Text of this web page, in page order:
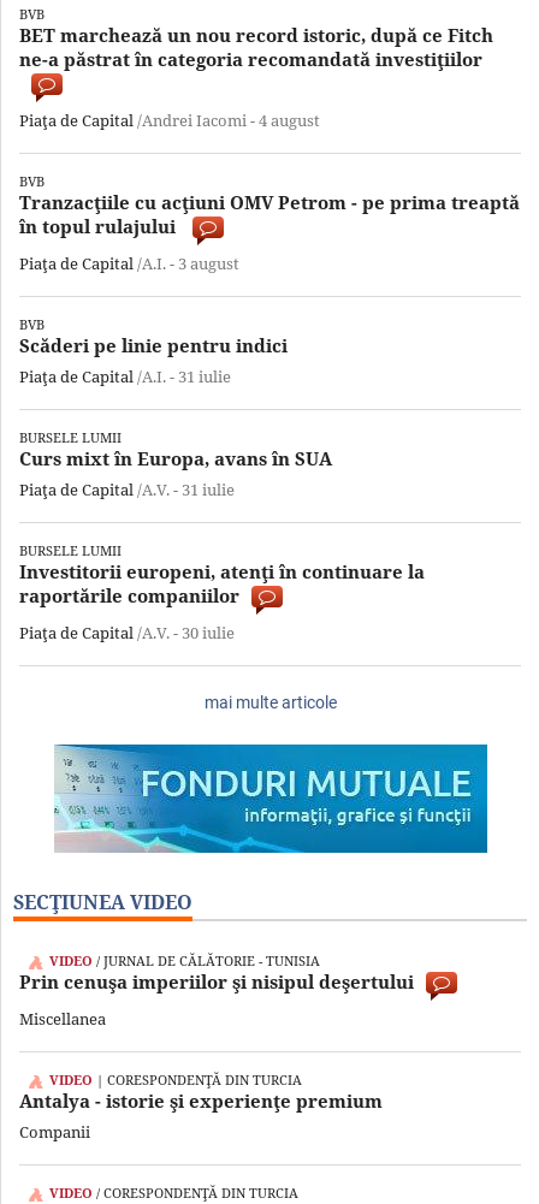
BVB
BET marchează un nou record istoric, după ce Fitch
ne-a păstrat în categoria recomandată investiţiilor
Piaţa de Capital/Andrei Iacomi -4 august
BVB
Tranzacţiile cu acţiuni OMV Petrom - pe prima treaptă
în topul rulajului
Piaţa de Capital/A.I. - 3 august
BVB
Scăderi pe linie pentru indici
Piaţa de Capital/A.I. - 31 iulie
BURSELE LUMII
Curs mixt în Europa, avans în SUA
Piaţa de Capital/A.V. - 31 iulie
BURSELE LUMII
Investitorii europeni, atenţi în continuare la
raportările companiilor
Piaţa de Capital/A.V. - 30 iulie
mai multe articole
SECŢIUNEA VIDEO
VIDEO / JURNAL DE CĂLĂTORIE - TUNISIA
Prin cenuşa imperiilor şi nisipul deşertului
Miscellanea
VIDEO | CORESPONDENŢĂ DIN TURCIA
Antalya - istorie şi experienţe premium
Companii
VIDEO / CORESPONDENŢĂ DIN TURCIA